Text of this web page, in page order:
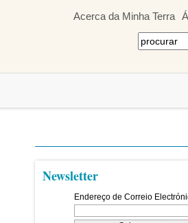
Acerca da Minha Terra
Newsletter